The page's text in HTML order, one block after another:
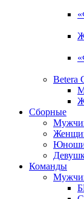
Betera
Сборные
Команды